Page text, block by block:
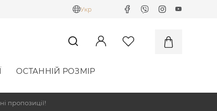
Укр
ОСТАННІЙ РОЗМІР
пропозиції!